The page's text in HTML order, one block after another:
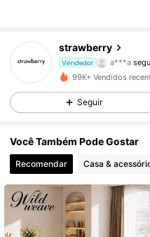
strawberry
Vendedor
a***a
n***s está
4,82
5.5K
4,82 5.5K
4,82
99K+ Vendidos
Seguir
Você Também Pode Gostar
Recomendar Casa &